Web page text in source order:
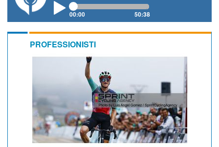
00:00 50:38
PROFESSIONISTI